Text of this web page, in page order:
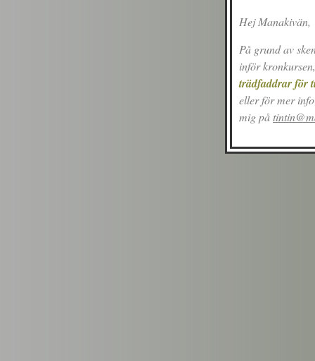
Hej Manakivän,
På grund av
inför
trädfaddrar för
eller för mer
mig på